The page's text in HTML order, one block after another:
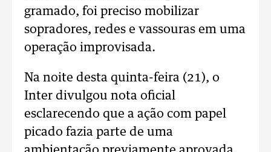
gramado, foi preciso mobilizar
sopradores, redes e vassouras em uma
operação improvisada.
Na noite desta quinta-feira (21), o
Inter divulgou nota oficial
esclarecendo que a ação com papel
picado fazia parte de uma